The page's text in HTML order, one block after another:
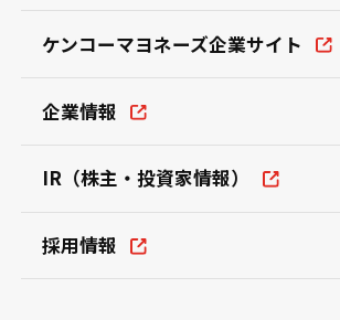
ケンコーマヨネーズ企業サイト
企業情報
IR（株主・投資家情報）
採用情報